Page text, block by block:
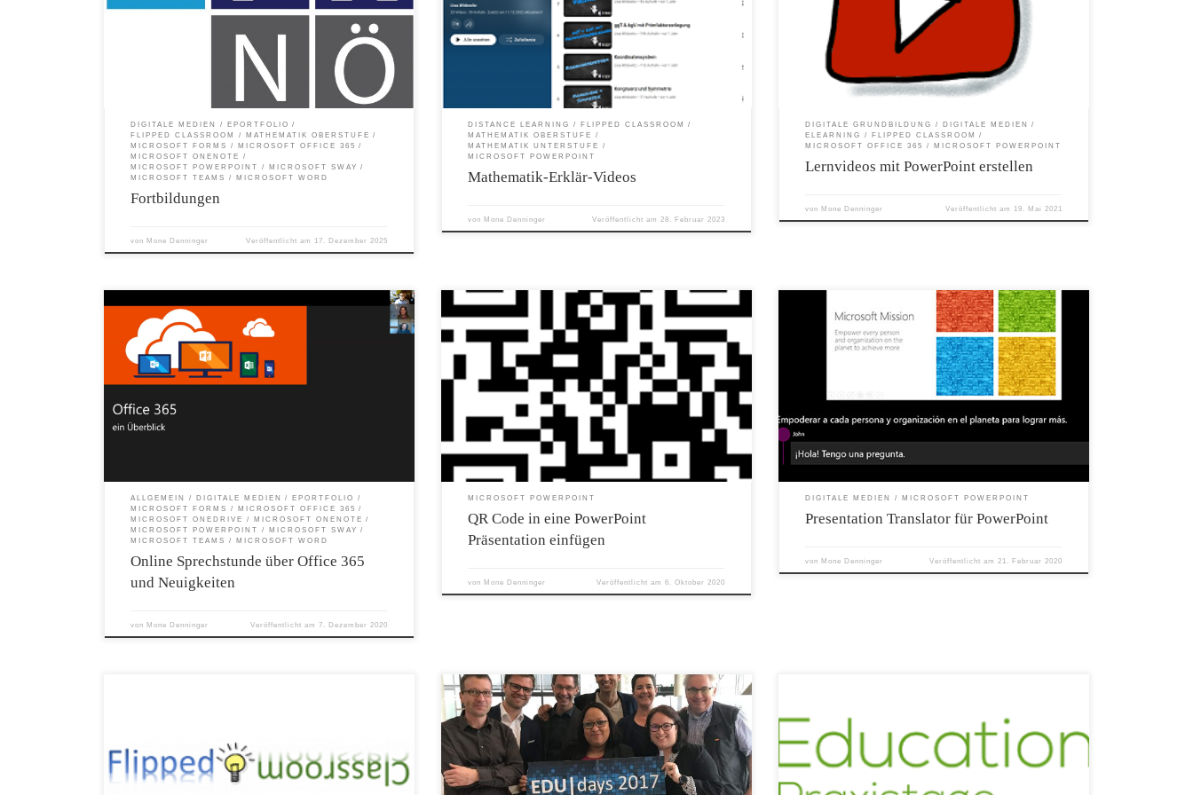
online 351F6SPK28 Microsoft 365 im Mathematikunterricht |
Online-LV Mi, 06.05.26 14:30 – 17:45 online 351F6SPK29
Microsoft 365 und KI | Online-LV | #kischule Mi, 20.05.26 14:30 –
17:45 online 351F6SPK51 Grundlagen der Unterrichtsgestaltung mit
Microsoft Teams für den Schulstart 2026 | Online-LV Mi, 23.09.26
14:30 – 17:45 online 351F6SPK52 Erste Schritte in OneNote – das
DIGITALE MEDIEN
EPORTFOLIO
FLIPPED CLASSROOM
MATHEMATIK OBERSTUFE
MICROSOFT FORMS
MICROSOFT OFFICE 365
MICROSOFT ONENOTE
MICROSOFT POWERPOINT
MICROSOFT SWAY
MICROSOFT TEAMS
MICROSOFT WORD
Fortbildungen
von Mone Denninger Veröffentlicht am 17. Dezember 2025
Judenburg unterrichten, haben großartige Videos zum Lehrstoff der
Sekundarstufe 1 und 2 erstellt: Videos 1. Klasse – YouTube Videos
2. Klasse – YouTube Videos 5. Klasse – YouTube Videos 6. Klasse –
YouTube Ich freue mich schon auf die Erweiterung!
DISTANCE LEARNING
FLIPPED CLASSROOM
MATHEMATIK OBERSTUFE
MATHEMATIK UNTERSTUFE
MICROSOFT POWERPOINT
Mathematik-Erklär-Videos
von Mone Denninger Veröffentlicht am 28. Februar 2023
erforderlich selbst ein Video zu erstellen. Im folgenden Video wird
Ihnen gezeigt, wie Sie mit PowerPoint ein Lehrvideo erstellen
DIGITALE GRUNDBILDUNG
DIGITALE MEDIEN
ELEARNING
FLIPPED CLASSROOM
MICROSOFT OFFICE 365
MICROSOFT POWERPOINT
Lernvideos mit PowerPoint erstellen
von Mone Denninger Veröffentlicht am 19. Mai 2021
Die Online Sprechstunde ist eine Fort- und Weiterbildung für die
niederösterreichischen Schulen zum 8-Punkte-Plan des BMBWF an
der PH NÖ. Hier finden Sie eine Aufzeichnung meiner Online
Sprechstunde vom Dezember 2020 zum Thema Office 365 – ein
Überblick. Word – Diktieren, Editor und Plastischer Reader Mit der
einfach aufzeichnen. Der Editor hilft Ihnen dabei, Ihre Texte zu
verbessern und zu optimieren. Der plastische Reader verbessert das
ALLGEMEIN DIGITALE MEDIEN
EPORTFOLIO
MICROSOFT FORMS
MICROSOFT OFFICE 365
MICROSOFT ONEDRIVE
MICROSOFT ONENOTE
MICROSOFT POWERPOINT
MICROSOFT SWAY
MICROSOFT TEAMS
MICROSOFT WORD
Online Sprechstunde über Office 365
und Neuigkeiten
von Mone Denninger Veröffentlicht am 7. Dezember 2020
MICROSOFT POWERPOINT
QR Code in eine PowerPoint
Präsentation einfügen
von Mone Denninger Veröffentlicht am 6. Oktober 2020
Das Add-In Presentation Translator für PowerPoint untertitelt eine
Live-Präsentation und übersetzt sie in eine von über 60 Sprachen.
Die Zuseher können auch in der von ihnen gewählten Sprache direkt
aus der Translator-App oder dem Browser die Übersetzung
mitverfolgen. Hervorragend bei Elternabenden mit Eltern, die kein
oder wenig Deutsch sprechen. Während Sie sprechen, zeigt der
Präsentation in einer von mehr als 60 unterstützten Textsprachen an.
Diese Funktion kann auch für taubes oder schwerhöriges Publikum
genutzt werden. Bis zu 100 Zuhörer im Raum können die
DIGITALE MEDIEN MICROSOFT POWERPOINT
Presentation Translator für PowerPoint
von Mone Denninger Veröffentlicht am 21. Februar 2020
Meine überarbeitete Präsentation zu , Teams, OneNote und
PowerPoint:
Die EDU|days 2017 standen unter dem Motto Digitale
Kompetenzen. Die Schule 4.0 wurde vorgestellt, die
Digitalisierungsstrategie des Bildungsministeriums. Programm
EDU|days 2017 Ich durfte meine Erfahrungen mit Flipped
Meine Stichwöter zu den Vorträgen der eEducation Praxistage in